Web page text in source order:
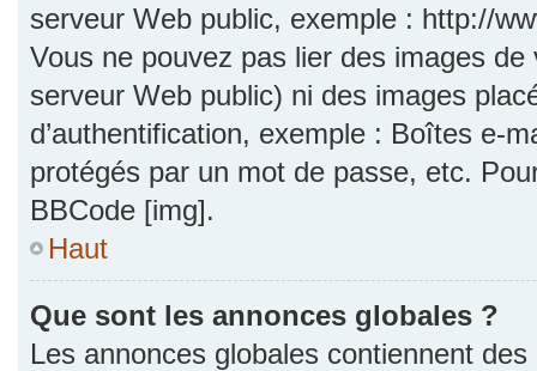
serveur Web public, exemple : http://
Vous ne pouvez pas lier des images
serveur Web public) ni des images
d’authentification, exemple : Boîtes e-
protégés par un mot de passe, etc.
BBCode [img].
Haut
Que sont les annonces globales ?
Les annonces globales contiennent